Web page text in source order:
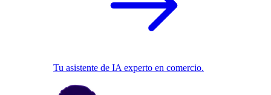
Tu asistente de IA experto en comercio.